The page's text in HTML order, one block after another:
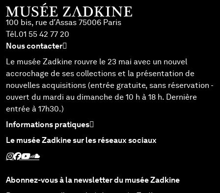
100 bis, rue d’Assas 75006 Paris
Tél.01 55 42 77 20
Nous contacter
Le musée Zadkine rouvre le 23 mai avec un nouvel
accrochage de ses collections et la présentation de
nouvelles acquisitions (entrée gratuite, sans réservation -
ouvert du mardi au dimanche de 10 h à 18 h. Dernière
entrée à 17h30.)
Informations pratiques
Le musée Zadkine sur les réseaux sociaux
Suivez Zadkine sur Instagram - Nouvelle fenêtre
Suivez Zadkine sur Facebook - Nouvelle fenêtre
Suivez Zadkine sur Youtube - Nouvelle fenêtre
Suivez Zadkine sur SoundCloud - Nouvelle fenêtre
Abonnez-vous à la newsletter du musée Zadkine